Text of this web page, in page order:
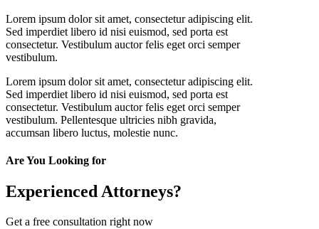
Lorem ipsum dolor sit amet, consectetur adipiscing elit.
Sed imperdiet libero id nisi euismod, sed porta est
consectetur. Vestibulum auctor felis eget orci semper
vestibulum.
Lorem ipsum dolor sit amet, consectetur adipiscing elit.
Sed imperdiet libero id nisi euismod, sed porta est
consectetur. Vestibulum auctor felis eget orci semper
vestibulum. Pellentesque ultricies nibh gravida,
accumsan libero luctus, molestie nunc.
Are You Looking for
Experienced Attorneys?
Get a free consultation right now